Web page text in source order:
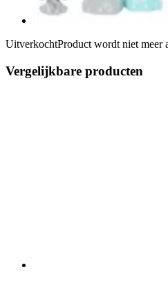
UitverkochtProduct wordt niet meer
Vergelijkbare producten